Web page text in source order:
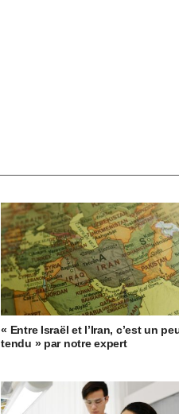
« Entre Israël et l’Iran, c’est un
tendu » par notre expert